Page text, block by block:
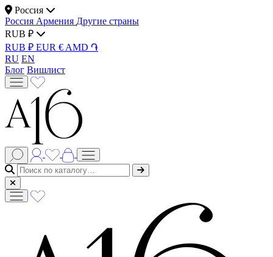
Россия
Россия Армения Другие страны
RUB ₽
RUB ₽ EUR € AMD ֏
RU EN
Блог Вишлист